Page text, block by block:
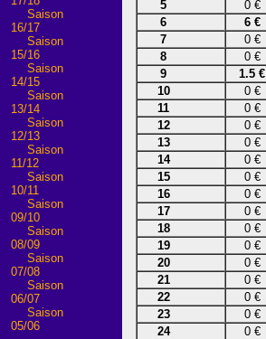
Saison
16/17
Saison
15/16
Saison
14/15
Saison
13/14
Saison
12/13
Saison
11/12
Saison
10/11
Saison
09/10
Saison
08/09
Saison
07/08
Saison
06/07
Saison
05/06
5
0 €
6
6 €
7
0 €
8
0 €
9
1.5 €
10
0 €
11
0 €
12
0 €
13
0 €
14
0 €
15
0 €
16
0 €
17
0 €
18
0 €
19
0 €
20
0 €
21
0 €
22
0 €
23
0 €
24
0 €